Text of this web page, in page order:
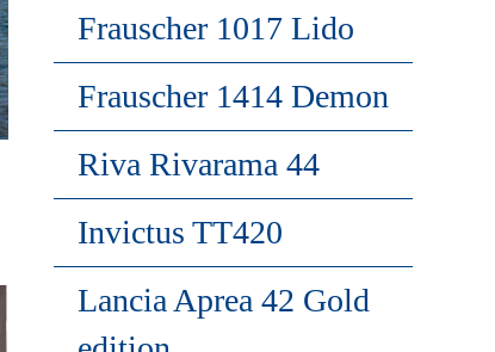
Frauscher 1017 Lido
Frauscher 1414 Demon
Riva Rivarama 44
Invictus TT420
Lancia Aprea 42 Gold